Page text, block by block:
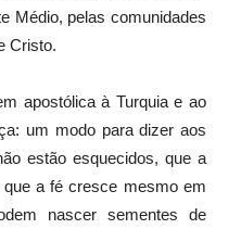
Médio, pelas comunidades
Cristo.
apostólica à Turquia e ao
um modo para dizer aos
estão esquecidos, que a
a fé cresce mesmo em
nascer sementes de